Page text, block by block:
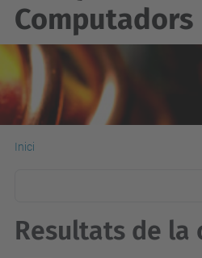
Computadors
Inici
Resultats de la